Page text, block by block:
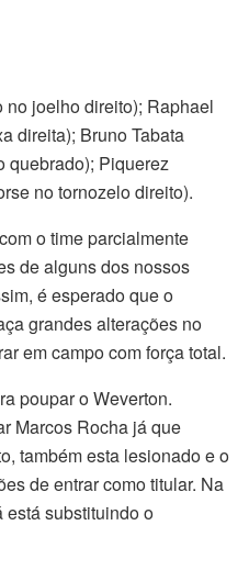
joelho direito); Raphael
direita); Bruno Tabata
quebrado); Piquerez
no tornozelo direito).
o time parcialmente
de alguns dos nossos
é esperado que o
grandes alterações no
em campo com força total.
poupar o Weverton.
Marcos Rocha já que
também esta lesionado e o
de entrar como titular. Na
está substituindo o